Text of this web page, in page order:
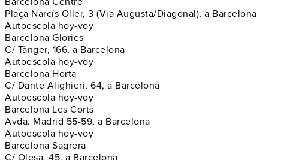
Plaça Narcís Oller, 3 (Via Augusta/Diagonal), a Barcelona
Autoescola hoy-voy
Barcelona Glòries
C/ Tànger, 166, a Barcelona
Autoescola hoy-voy
Barcelona Horta
C/ Dante Alighieri, 64, a Barcelona
Autoescola hoy-voy
Barcelona Les Corts
Avda. Madrid 55-59, a Barcelona
Autoescola hoy-voy
Barcelona Sagrera